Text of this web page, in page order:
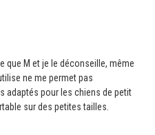
que M et je le déconseille, même
ne me permet pas
adaptés pour les chiens de petit
sur des petites tailles.